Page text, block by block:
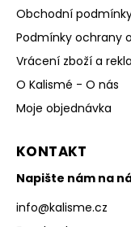
Obchodní
Podmínky ochrany
Vrácení zboží a
O Kalismé - O nás
Moje objednávka
KONTAKT
Napište nám na
info@kalisme.cz